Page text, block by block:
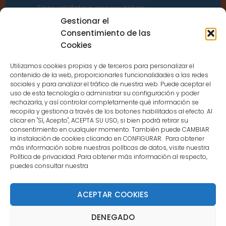
Gestionar el
Consentimiento de las
Cookies
Utilizamos cookies propias y de terceros para personalizar el
contenido de la web, proporcionarles funcionalidades a las redes
sociales y para analizar el tráfico de nuestra web. Puede aceptar el
uso de esta tecnología o administrar su configuración y poder
rechazarla, y así controlar completamente qué información se
recopila y gestiona a través de los botones habilitados al efecto. Al
clicar en "Sí, Acepto", ACEPTA SU USO, si bien podrá retirar su
consentimiento en cualquier momento. También puede CAMBIAR
la instalación de cookies clicando en CONFIGURAR. Para obtener
más información sobre nuestras políticas de datos, visite nuestra
Política de privacidad. Para obtener más información al respecto,
puedes consultar nuestra
ACEPTAR COOKIES
DENEGADO
Error validating access token:
Sessions for the user are not allowed
because the user is not a confirmed
CONTACTO
MENÚ PRINCIPAL
MI CUENTA
DOCUMENTACIÓN